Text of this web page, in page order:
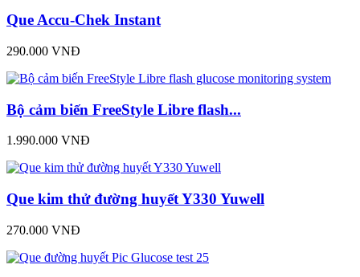
Que Accu-Chek Instant
290.000 VNĐ
Bộ cảm biến FreeStyle Libre flash...
1.990.000 VNĐ
Que kim thử đường huyết Y330 Yuwell
270.000 VNĐ